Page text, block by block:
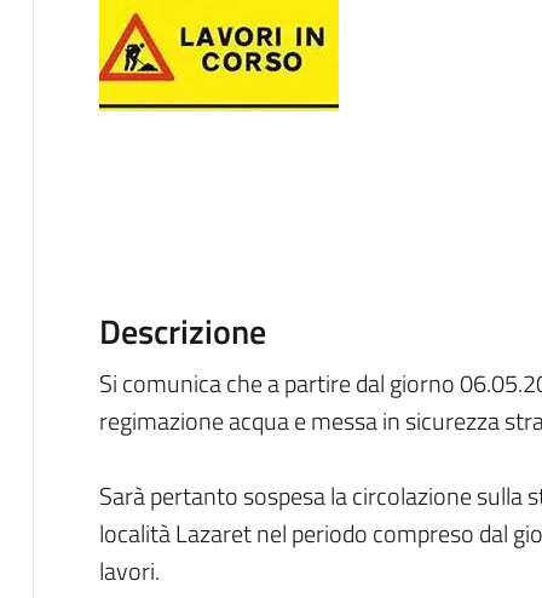
Descrizione
Si comunica che a partire dal giorno
regimazione acqua e messa in sicurezza
Sarà pertanto sospesa la circolazione sulla
località Lazaret nel periodo compreso dal
lavori.